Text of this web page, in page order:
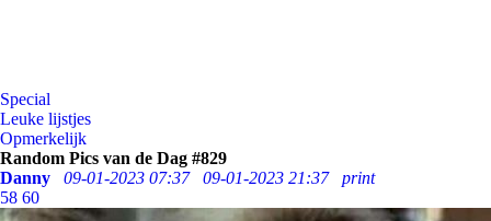
Special
Leuke lijstjes
Opmerkelijk
Random Pics van de Dag #829
Danny
09-01-2023 07:37 09-01-2023 21:37
print
58 60